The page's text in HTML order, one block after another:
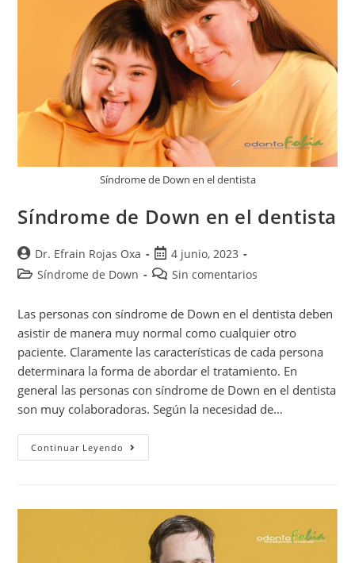
Síndrome de Down en el dentista
Síndrome de Down en el dentista
Dr. Efrain Rojas Oxa
4 junio, 2023
Síndrome de Down
Sin comentarios
Las personas con síndrome de Down en el dentista deben
asistir de manera muy normal como cualquier otro
paciente. Claramente las características de cada persona
determinara la forma de abordar el tratamiento. En
general las personas con síndrome de Down en el dentista
son muy colaboradoras. Según la necesidad de…
Continuar Leyendo